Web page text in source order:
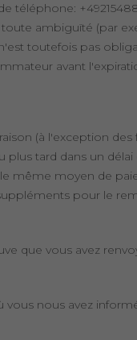
téléphone:
ambiguïté (par
toutefois pas
avant
(à l'exception des
tard dans un délai
même moyen de
pour le
que vous avez
vous nous avez